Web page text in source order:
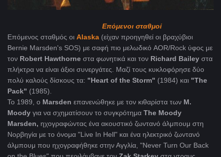
Επόμενοι σταθμοί
Επόμενος σταθμός οι Alaska (είχαν προηγηθεί οι βραχύβιοι
Bernie Marsden's SOS) με σαφή πιο μελωδικό AOR/Rock ύφος με
τον Robert Hawthorne στα φωνητικά και τον Richard Bailey στα
πλήκτρα να είναι άξιοι συνεργάτες. Μαζί τους κυκλοφόρησε δύο
πολύ καλούς δίσκους τα: "Heart of the Storm" (1984) και "The
Pack" (1985).
Το 1989, ο Marsden επανενώθηκε με τον κιθαρίστα των Μ.
Moody για να σχηματίσουν το συγκρότημα The Moody
Marsden, ηχογραφώντας ένα ακουστικό ζωντανό άλμπουμ στη
Νορβηγία με το όνομα "Live In Hell" και ένα ηλεκτρικό ζωντανό
άλμπουμ που ηχογραφήθηκε στην Αγγλία, "Never Turn Our Back